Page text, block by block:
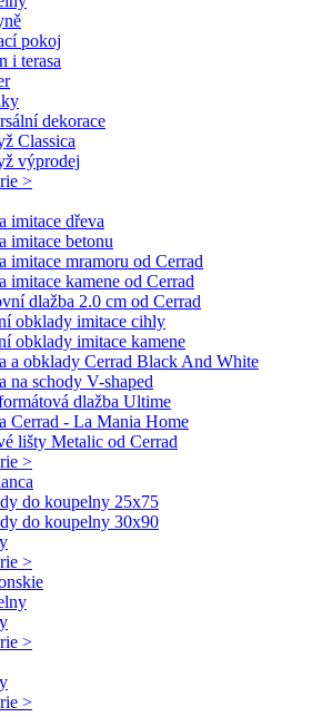
pokoj
i terasa
dekorace
Classica
výprodej
>
imitace dřeva
imitace betonu
imitace mramoru od Cerrad
imitace kamene od Cerrad
dlažba 2.0 cm od Cerrad
obklady imitace cihly
obklady imitace kamene
a obklady Cerrad Black And White
na schody V-shaped
dlažba Ultime
Cerrad - La Mania Home
lišty Metalic od Cerrad
>
do koupelny 25x75
do koupelny 30x90
>
>
>